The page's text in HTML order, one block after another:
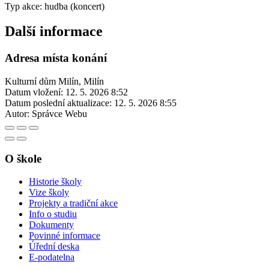
Typ akce: hudba (koncert)
Další informace
Adresa místa konání
Kulturní dům Milín, Milín
Datum vložení: 12. 5. 2026 8:52
Datum poslední aktualizace: 12. 5. 2026 8:55
Autor: Správce Webu
O škole
Historie školy
Vize školy
Projekty a tradiční akce
Info o studiu
Dokumenty
Povinné informace
Úřední deska
E-podatelna